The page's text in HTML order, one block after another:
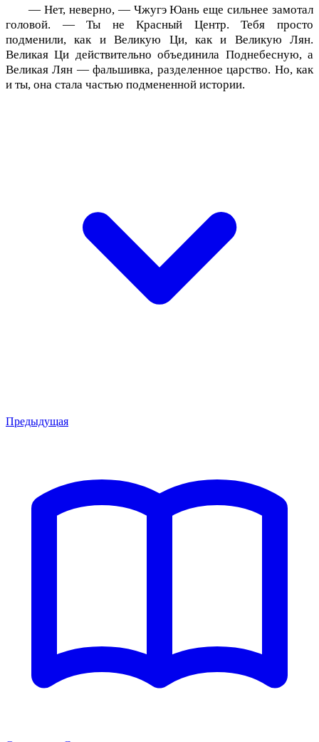
— Нет, неверно, — Чжугэ Юань еще сильнее замотал
головой. — Ты не Красный Центр. Тебя просто
подменили, как и Великую Ци, как и Великую Лян.
Великая Ци действительно объединила Поднебесную, а
Великая Лян — фальшивка, разделенное царство. Но, как
и ты, она стала частью подмененной истории.
Предыдущая